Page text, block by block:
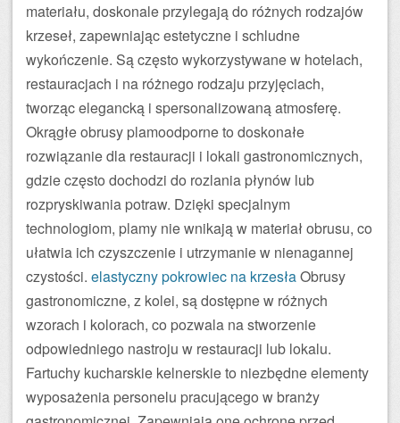
materiału, doskonale przylegają do różnych rodzajów
krzeseł, zapewniając estetyczne i schludne
wykończenie. Są często wykorzystywane w hotelach,
restauracjach i na różnego rodzaju przyjęciach,
tworząc elegancką i spersonalizowaną atmosferę.
Okrągłe obrusy plamoodporne to doskonałe
rozwiązanie dla restauracji i lokali gastronomicznych,
gdzie często dochodzi do rozlania płynów lub
rozpryskiwania potraw. Dzięki specjalnym
technologiom, plamy nie wnikają w materiał obrusu, co
ułatwia ich czyszczenie i utrzymanie w nienagannej
czystości. elastyczny pokrowiec na krzesłaObrusy
gastronomiczne, z kolei, są dostępne w różnych
wzorach i kolorach, co pozwala na stworzenie
odpowiedniego nastroju w restauracji lub lokalu.
Fartuchy kucharskie kelnerskie to niezbędne elementy
wyposażenia personelu pracującego w branży